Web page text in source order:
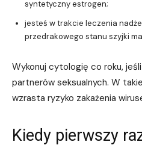
syntetyczny estrogen;
jesteś w trakcie leczenia
przedrakowego stanu szyjki
Wykonuj cytologię co roku,
partnerów seksualnych. W
wzrasta ryzyko zakażenia
Kiedy pierwszy